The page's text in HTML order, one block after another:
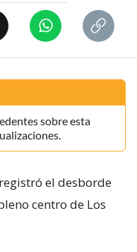
sobre esta
el desborde
centro de Los